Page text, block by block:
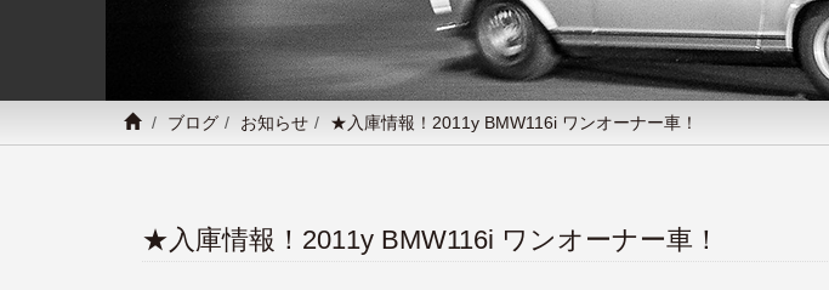
ブログ お知らせ ★入庫情報！2011y BMW116i ワンオーナー車！
★入庫情報！2011y BMW116i ワンオーナー車！